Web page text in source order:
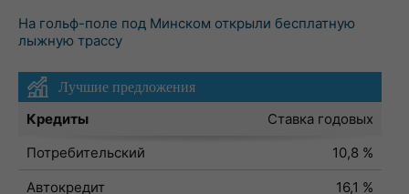
На гольф-поле под Минском открыли бесплатную
лыжную трассу
Лучшие предложения
Кредиты
Ставка годовых
Потребительский
10,8 %
Автокредит
16,1 %